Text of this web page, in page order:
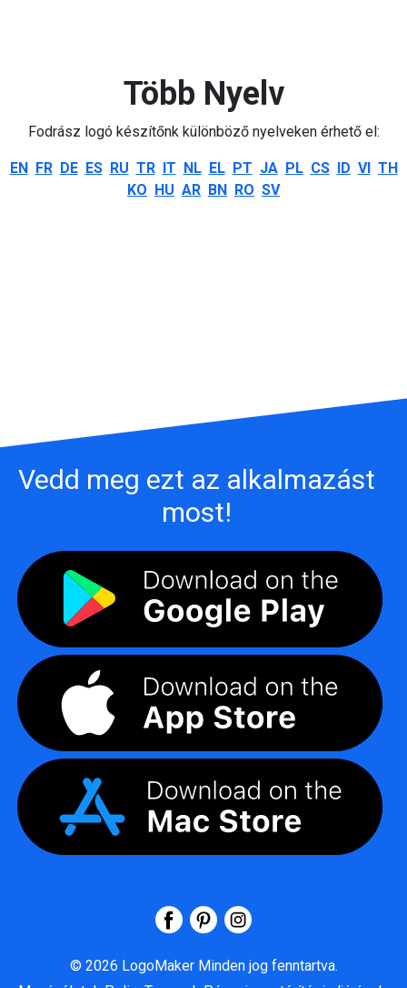
Több Nyelv
Fodrász logó készítőnk különböző nyelveken érhető el:
EN FR DE ES RU TR IT NL EL PT JA PL CS ID VI TH
KO HU AR BN RO SV
Vedd meg ezt az alkalmazást
most!
© 2026 LogoMaker Minden jog fenntartva.